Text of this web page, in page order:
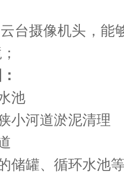
台摄像机头，能
水池
小河道淤泥清理
道
储罐、循环水池